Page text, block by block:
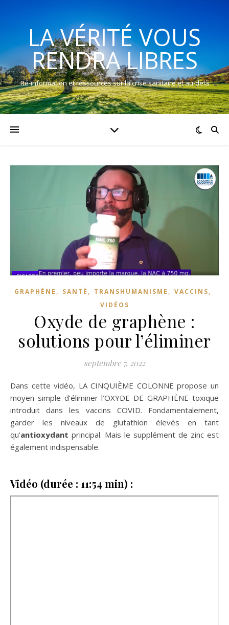
LA VÉRITÉ VOUS
RENDRA LIBRES
Ré-information et ressources sur la crise sanitaire et au-delà
GRAPHÈNE , SANTÉ , TRANSHUMANISME , VACCINS,
VIDÉOS
Oxyde de graphène :
solutions pour l’éliminer
septembre 7, 2022
Dans cette vidéo, LA CINQUIÈME COLONNE propose un
moyen simple d’éliminer l’OXYDE DE GRAPHÈNE toxique
introduit dans les vaccins COVID. Fondamentalement,
garder les niveaux de glutathion élevés en tant
qu’antioxydant principal. Mais le supplément de zinc est
également indispensable.
Vidéo (durée : 11:54 min) :